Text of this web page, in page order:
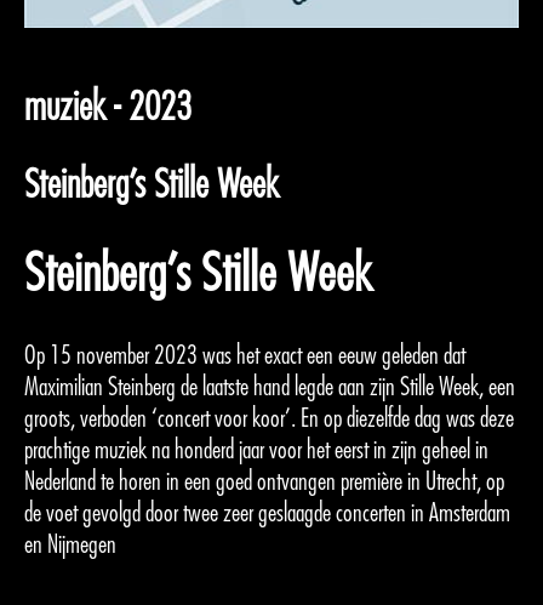
muziek - 2023
Steinberg’s Stille Week
Steinberg’s Stille Week
Op 15 november 2023 was het exact een eeuw geleden dat
Maximilian Steinberg de laatste hand legde aan zijn Stille Week, een
groots, verboden ‘concert voor koor’. En op diezelfde dag was deze
prachtige muziek na honderd jaar voor het eerst in zijn geheel in
Nederland te horen in een goed ontvangen première in Utrecht, op
de voet gevolgd door twee zeer geslaagde concerten in Amsterdam
en Nijmegen